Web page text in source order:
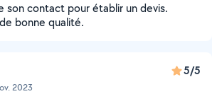
son contact pour établir un devis.
bonne qualité.
2023
5/5